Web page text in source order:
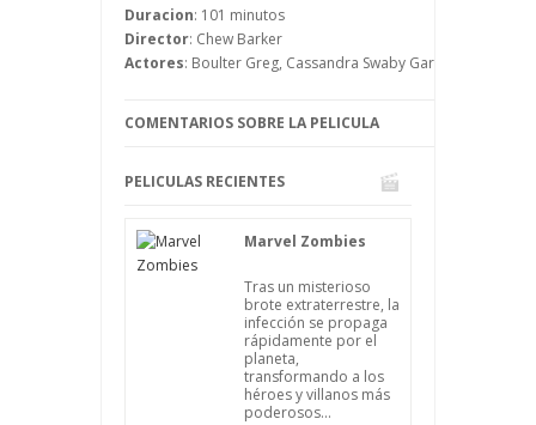
que saber si lo que le pasa es cierto o
solo es fruto de su mente, que está
perturbada y que le puede jugar malas
Duracion: 101 minutos
Director: Chew Barker
Actores: Boulter Greg, Cassandra Swaby Gary, Edmonds,
COMENTARIOS SOBRE LA PELICULA
PELICULAS RECIENTES
Marvel Zombies
Tras un misterioso
brote extraterrestre, la
infección se propaga
rápidamente por el
planeta,
transformando a los
héroes y villanos más
poderosos...